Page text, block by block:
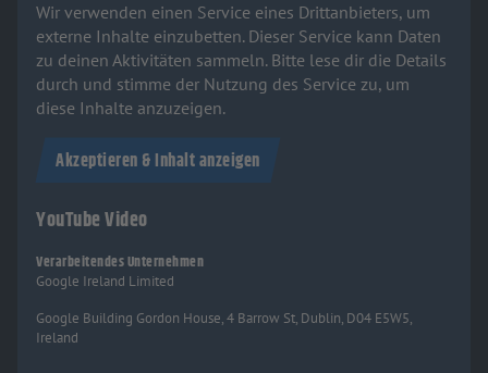
Wir verwenden einen Service eines Drittanbieters, um
externe Inhalte einzubetten. Dieser Service kann Daten
zu deinen Aktivitäten sammeln. Bitte lese dir die Details
durch und stimme der Nutzung des Service zu, um
diese Inhalte anzuzeigen.
Akzeptieren & Inhalt anzeigen
YouTube Video
Verarbeitendes Unternehmen
Google Ireland Limited
Google Building Gordon House, 4 Barrow St, Dublin, D04 E5W5,
Ireland